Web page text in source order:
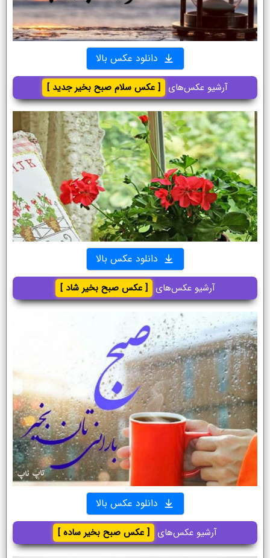
دانلود عکس بالا
آرشیو عکس‌های [ عکس سلام صبح بخیر جدید ]
دانلود عکس بالا
آرشیو عکس‌های [ عکس صبح بخیر شاد ]
دانلود عکس بالا
آرشیو عکس‌های [ عکس صبح بخیر ساده ]